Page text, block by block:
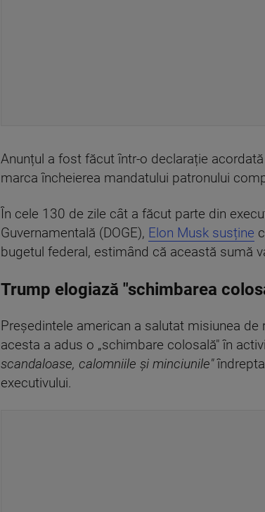
Anunțul a fost făcut într-o declarație
marca încheierea mandatului patronului
În cele 130 de zile cât a făcut parte din
Guvernamentală (DOGE), Elon Musk susține
bugetul federal, estimând că această sumă
Trump elogiază "schimbarea
Președintele american a salutat misiunea
acesta a adus o „schimbare colosală" în
scandaloase, calomniile și minciunile"
executivului.